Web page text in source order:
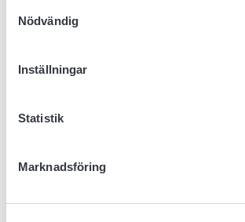
Nödvändig
Inställningar
Statistik
Marknadsföring
1. Ansökan om miljöavtal uppfödning av